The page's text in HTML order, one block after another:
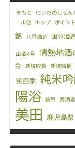
きもと にいだのしぜん
ール便
ホップ ポイン
錦
八戸酒造 国分酒
山酒4号 情熱地酒
会
新規取扱 新規銘柄
笑四季 純米
陽浴
袋吊 西酒造
美田
鹿児島県